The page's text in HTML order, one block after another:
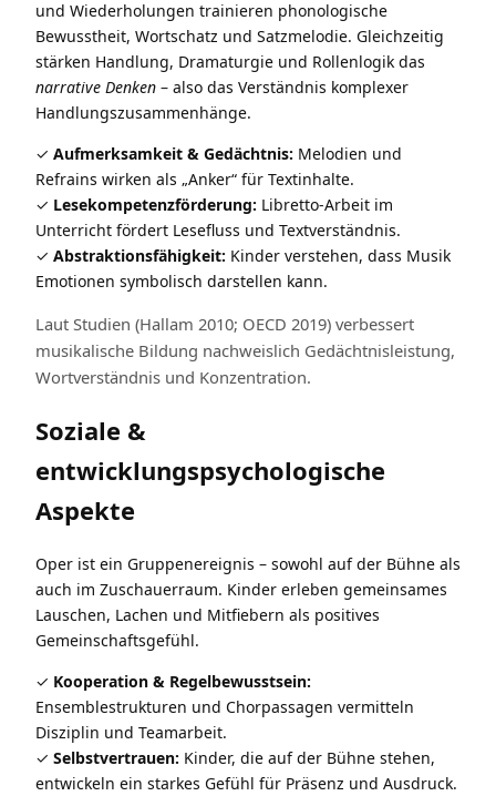
und Wiederholungen trainieren phonologische
Bewusstheit, Wortschatz und Satzmelodie. Gleichzeitig
stärken Handlung, Dramaturgie und Rollenlogik das
narrative Denken – also das Verständnis komplexer
Handlungszusammenhänge.
Aufmerksamkeit & Gedächtnis: Melodien und
Refrains wirken als „Anker“ für Textinhalte.
Lesekompetenzförderung: Libretto-Arbeit im
Unterricht fördert Lesefluss und Textverständnis.
Abstraktionsfähigkeit: Kinder verstehen, dass Musik
Emotionen symbolisch darstellen kann.
Laut Studien (Hallam 2010; OECD 2019) verbessert
musikalische Bildung nachweislich Gedächtnisleistung,
Wortverständnis und Konzentration.
Soziale &
entwicklungspsychologische
Aspekte
Oper ist ein Gruppenereignis – sowohl auf der Bühne als
auch im Zuschauerraum. Kinder erleben gemeinsames
Lauschen, Lachen und Mitfiebern als positives
Gemeinschaftsgefühl.
Kooperation & Regelbewusstsein:
Ensemblestrukturen und Chorpassagen vermitteln
Disziplin und Teamarbeit.
Selbstvertrauen: Kinder, die auf der Bühne stehen,
entwickeln ein starkes Gefühl für Präsenz und Ausdruck.